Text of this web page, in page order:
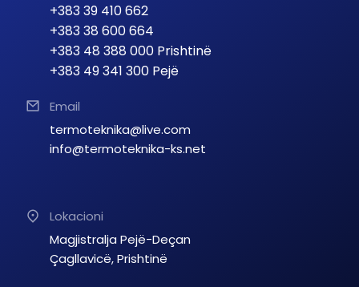
+383 39 410 662
+383 38 600 664
+383 48 388 000 Prishtinë
+383 49 341 300 Pejë
Email
termoteknika@live.com
info@termoteknika-ks.net
Lokacioni
Magjistralja Pejë-Deçan
Çagllavicë, Prishtinë